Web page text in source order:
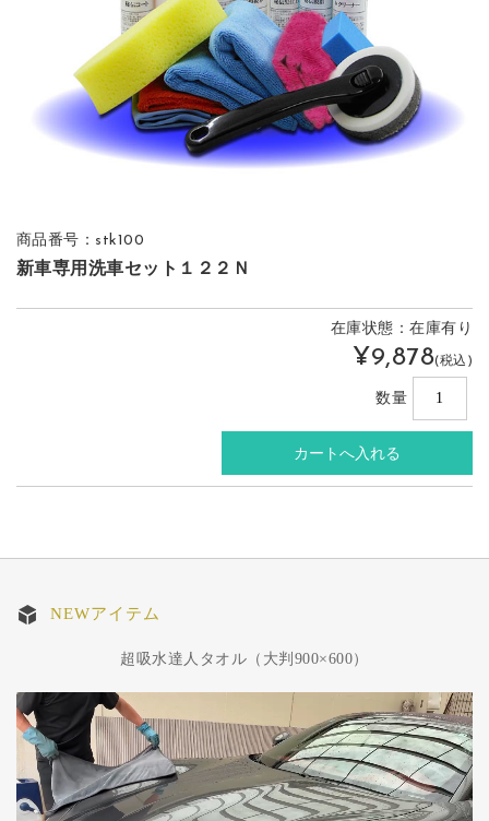
商品番号：stk100
新車専用洗車セット１２２Ｎ
在庫状態：在庫有り
¥9,878(税込)
数量
NEWアイテム
超吸水達人タオル（大判900×600）